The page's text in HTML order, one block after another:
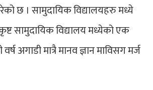
छ । सामुदायिक विद्यालयहरु मध्ये
सामुदायिक विद्यालय मध्येको एक
अगाडी मात्रै मानव ज्ञान माविसग मर्ज